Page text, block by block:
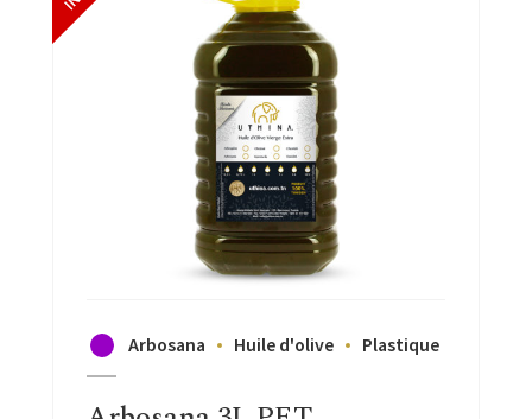
Arbosana Huile d'olive Plastique